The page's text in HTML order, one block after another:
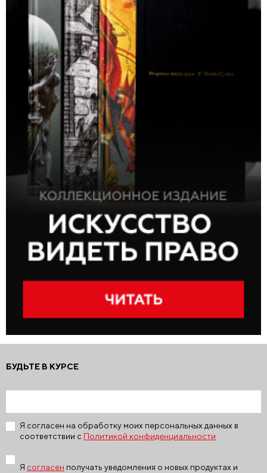
БУДЬТЕ В КУРСЕ
Я согласен на обработку моих персональных данных в
соответствии с Политикой конфиденциальности
Я согласен получать уведомления о новых продуктах и